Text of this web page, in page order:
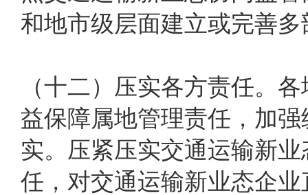
和地市级层面建立或完善
（十二）压实各方责任。
益保障属地管理责任，加
实。压紧压实交通运输新
任，对交通运输新业态企